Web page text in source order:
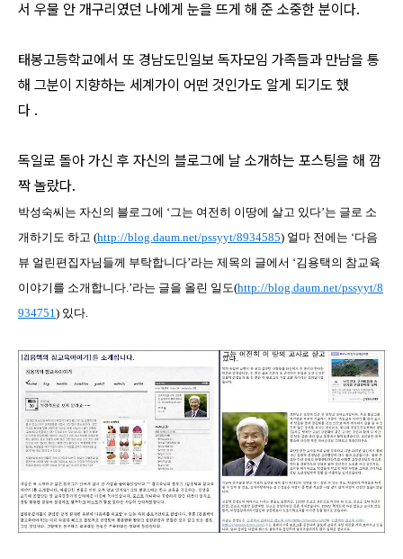
서 우물 안 개구리였던 나에게 눈을 뜨게 해 준 소중한 분이다.
태봉고등학교에서 또 경남도민일보 독자모임 가족들과 만남을 통
해 그분이 지향하는 세계가이 어떤 것인가도 알게 되기도 했
다 .
독일로 돌아 가신 후 자신의 블로그에 날 소개하는 포스팅을 해 깜
짝 놀랐다.
박성숙씨는 자신의 블로그에 ‘그는 여전히 이땅에 살고 있다’는 글로 소
개하기도 하고 (http://blog.daum.net/pssyyt/8934585) 얼 마 전에는 ‘다음
뷰 얼린편집자님들께 부탁합니다’라는 제목의 글에서 ‘김용택의 참교육
이야기를 소개합니다.’라는 글을 올린 일도(http://blog.daum.net/pssyyt/8
934751) 있다.